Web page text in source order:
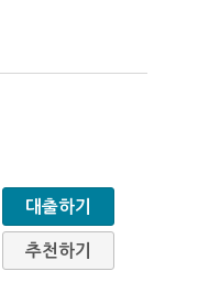
대출하기
추천하기